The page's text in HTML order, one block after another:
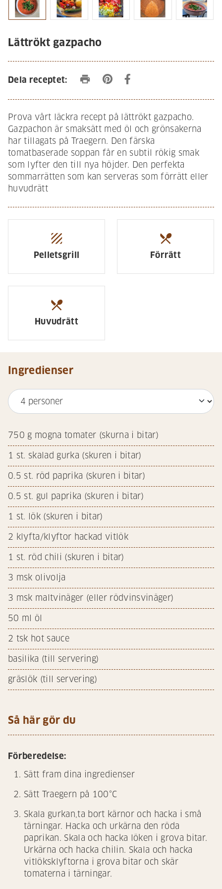
Lättrökt gazpacho
Dela receptet: print
Prova vårt läckra recept på lättrökt gazpacho.
Gazpachon är smaksätt med öl och grönsakerna
har tillagats på Traegern. Den färska
tomatbaserade soppan får en subtil rökig smak
som lyfter den till nya höjder. Den perfekta
sommarrätten som kan serveras som förrätt eller
huvudrätt
texture
Pelletsgrill
restaurant_menu
Förrätt
restaurant_menu
Huvudrätt
Ingredienser
750 g mogna tomater (skurna i bitar)
1 st. skalad gurka (skuren i bitar)
0.5 st. röd paprika (skuren i bitar)
0.5 st. gul paprika (skuren i bitar)
1 st. lök (skuren i bitar)
2 klyfta/klyftor hackad vitlök
1 st. röd chili (skuren i bitar)
3 msk olivolja
3 msk maltvinäger (eller rödvinsvinäger)
50 ml öl
2 tsk hot sauce
basilika (till servering)
gräslök (till servering)
Så här gör du
Förberedelse:
Sätt fram dina ingredienser
Sätt Traegern på 100°C
Skala gurkan,ta bort kärnor och hacka i små
tärningar. Hacka och urkärna den röda
paprikan. Skala och hacka löken i grova bitar.
Urkärna och hacka chilin. Skala och hacka
vitlöksklyftorna i grova bitar och skär
tomaterna i tärningar.